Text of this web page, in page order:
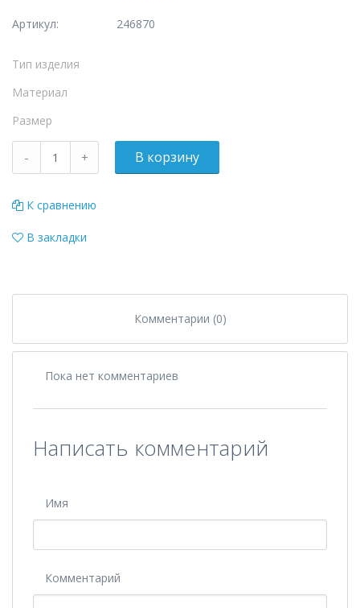
Артикул: 246870
Тип изделия
Материал
Размер
К сравнению
В закладки
Комментарии (0)
Пока нет комментариев
Написать комментарий
Имя
Комментарий